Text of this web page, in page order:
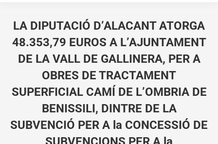
LA DIPUTACIÓ D’ALACANT ATORGA
48.353,79 EUROS A L’AJUNTAMENT
DE LA VALL DE GALLINERA, PER A
OBRES DE TRACTAMENT
SUPERFICIAL CAMÍ DE L’OMBRIA DE
BENISSILI, DINTRE DE LA
SUBVENCIÓ PER A la CONCESSIÓ DE